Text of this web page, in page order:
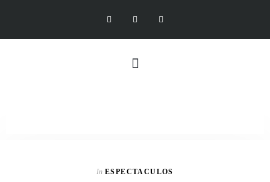
In ESPECTACULOS